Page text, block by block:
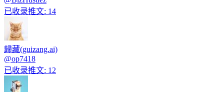
已收录推文: 14
歸藏(guizang.ai)
@op7418
已收录推文: 12